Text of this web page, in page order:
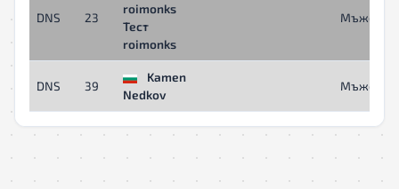
DNS 23
roimonks
Тест
roimonks
Мъже
DNS 39
Kamen
Nedkov
Мъже